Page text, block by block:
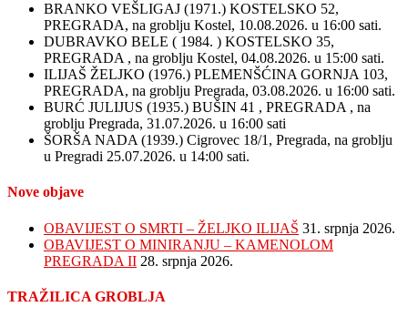
BRANKO VEŠLIGAJ (1971.) KOSTELSKO 52,
PREGRADA, na groblju Kostel, 10.08.2026. u 16:00 sati.
DUBRAVKO BELE ( 1984. ) KOSTELSKO 35,
PREGRADA , na groblju Kostel, 04.08.2026. u 15:00 sati.
ILIJAŠ ŽELJKO (1976.) PLEMENŠĆINA GORNJA 103,
PREGRADA, na groblju Pregrada, 03.08.2026. u 16:00 sati.
BURĆ JULIJUS (1935.) BUŠIN 41 , PREGRADA , na
groblju Pregrada, 31.07.2026. u 16:00 sati
ŠORŠA NADA (1939.) Cigrovec 18/1, Pregrada, na groblju
u Pregradi 25.07.2026. u 14:00 sati.
Nove objave
OBAVIJEST O SMRTI – ŽELJKO ILIJAŠ 31. srpnja 2026.
OBAVIJEST O MINIRANJU – KAMENOLOM
PREGRADA II 28. srpnja 2026.
TRAŽILICA GROBLJA